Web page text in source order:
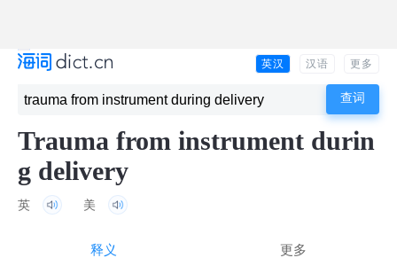
英汉 汉语 更多
Trauma from instrument durin
g delivery
英 美
释义 更多